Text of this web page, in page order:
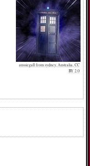
aussiegall from sydney, Australia, CC
BY 2.0